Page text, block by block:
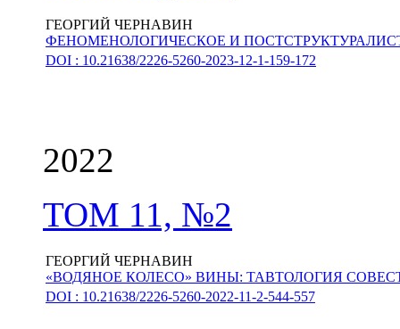
ГЕОРГИЙ ЧЕРНАВИН
ФЕНОМЕНОЛОГИЧЕСКОЕ И
DOI : 10.21638/2226-5260-2023-12-1-159-172
2022
ТОМ 11, №2
ГЕОРГИЙ ЧЕРНАВИН
«ВОДЯНОЕ КОЛЕСО» ВИНЫ: ТАВТОЛОГИЯ
DOI : 10.21638/2226-5260-2022-11-2-544-557